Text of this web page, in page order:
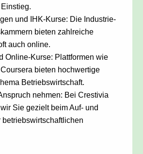
und IHK-Kurse: Die Industrie-
bieten zahlreiche
auch online.
Online-Kurse: Plattformen wie
bieten hochwertige
Betriebswirtschaft.
nehmen: Bei Crestivia
Sie gezielt beim Auf- und
betriebswirtschaftlichen